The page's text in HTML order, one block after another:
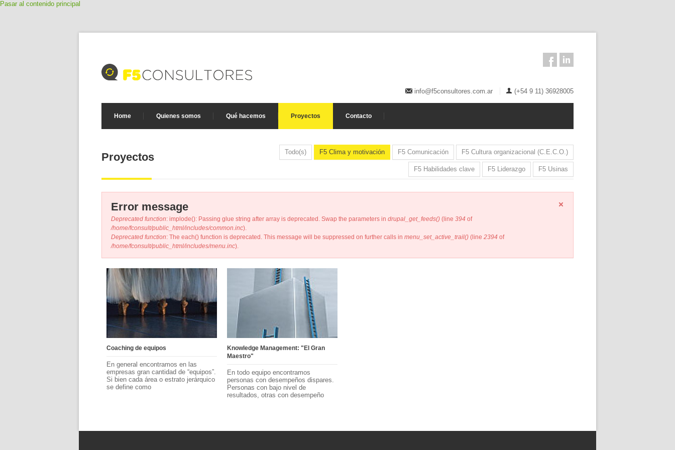
Pasar al contenido principal
info@f5consultores.com.ar (+54 9 11) 36928005
Home Quienes somos Qué hacemos Proyectos Contacto
Todo(s) F5 Clima y motivación F5 Comunicación F5 Cultura organizacional (C.E.C.O.)
F5 Habilidades clave F5 Liderazgo F5 Usinas
Error message
Deprecated function: implode(): Passing glue string after array is deprecated. Swap the parameters in drupal_get_feeds() (line 394 of
/home/fconsult/public_html/includes/common.inc).
Deprecated function: The each() function is deprecated. This message will be suppressed on further calls in menu_set_active_trail() (line 2394 of
/home/fconsult/public_html/includes/menu.inc).
Coaching de equipos
En general encontramos en las
empresas gran cantidad de “equipos”.
Si bien cada área o estrato jerárquico
se define como
Knowledge Management: "El Gran
Maestro"
En todo equipo encontramos
personas con desempeños dispares.
Personas con bajo nivel de
resultados, otras con desempeño